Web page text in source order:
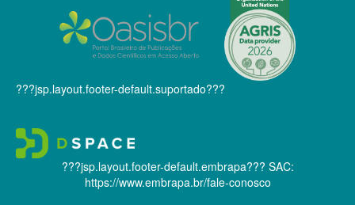
???jsp.layout.footer-default.suportado???
???jsp.layout.footer-default.embrapa??? SAC:
https://www.embrapa.br/fale-conosco